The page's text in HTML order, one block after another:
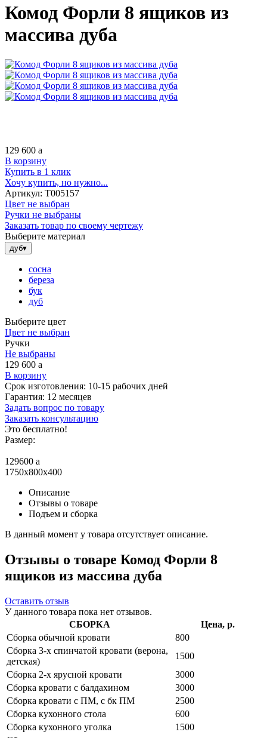
Комод Форли 8 ящиков из
массива дуба
129 600 a
В корзину
Купить в 1 клик
Хочу купить, но нужно...
Артикул: Т005157
Цвет не выбран
Ручки не выбраны
Заказать товар по своему чертежу
Выберите материал
дуб▾
сосна
береза
бук
дуб
Выберите цвет
Цвет не выбран
Ручки
Не выбраны
129 600 a
В корзину
Срок изготовления: 10-15 рабочих дней
Гарантия: 12 месяцев
Задать вопрос по товару
Заказать консультацию
Это бесплатно!
Размер:
129600 a
1750x800x400
Описание
Отзывы о товаре
Подъем и сборка
В данный момент у товара отсутствует описание.
Отзывы о товаре Комод Форли 8
ящиков из массива дуба
Оставить отзыв
У данного товара пока нет отзывов.
СБОРКА
Цена, р.
Сборка обычной кровати
800
Сборка 3-х спинчатой кровати (верона,
детская)
1500
Сборка 2-х ярусной кровати
3000
Сборка кровати с балдахином
3000
Сборка кровати с ПМ, с бк ПМ
2500
Сборка кухонного стола
600
Сборка кухонного уголка
1500